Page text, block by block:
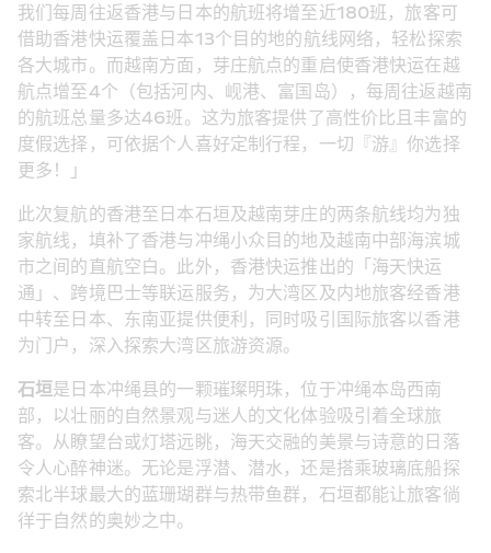
我们每周往返香港与日本的航班将增至近180班，旅客可
借助香港快运覆盖日本13个目的地的航线网络，轻松探索
各大城市。而越南方面，芽庄航点的重启使香港快运在越
航点增至4个（包括河内、岘港、富国岛），每周往返越南
的航班总量多达46班。这为旅客提供了高性价比且丰富的
度假选择，可依据个人喜好定制行程，一切『游』你选择
更多！」
此次复航的香港至日本石垣及越南芽庄的两条航线均为独
家航线，填补了香港与冲绳小众目的地及越南中部海滨城
市之间的直航空白。此外，香港快运推出的「海天快运
通」、跨境巴士等联运服务，为大湾区及内地旅客经香港
中转至日本、东南亚提供便利，同时吸引国际旅客以香港
为门户，深入探索大湾区旅游资源。
石垣是日本冲绳县的一颗璀璨明珠，位于冲绳本岛西南
部，以壮丽的自然景观与迷人的文化体验吸引着全球旅
客。从瞭望台或灯塔远眺，海天交融的美景与诗意的日落
令人心醉神迷。无论是浮潜、潜水，还是搭乘玻璃底船探
索北半球最大的蓝珊瑚群与热带鱼群，石垣都能让旅客徜
徉于自然的奥妙之中。